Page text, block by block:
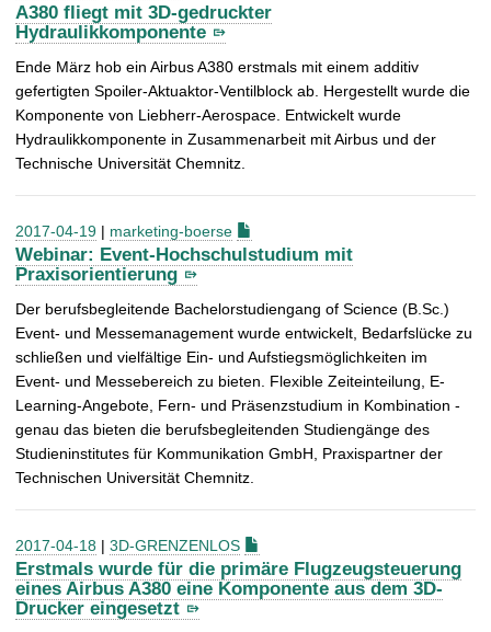
A380 fliegt mit 3D-gedruckter
Hydraulikkomponente
Ende März hob ein Airbus A380 erstmals mit einem additiv
gefertigten Spoiler-Aktuaktor-Ventilblock ab. Hergestellt wurde die
Komponente von Liebherr-Aerospace. Entwickelt wurde
Hydraulikkomponente in Zusammenarbeit mit Airbus und der
Technische Universität Chemnitz.
2017-04-19 | marketing-boerse
Webinar: Event-Hochschulstudium mit
Praxisorientierung
Der berufsbegleitende Bachelorstudiengang of Science (B.Sc.)
Event- und Messemanagement wurde entwickelt, Bedarfslücke zu
schließen und vielfältige Ein- und Aufstiegsmöglichkeiten im
Event- und Messebereich zu bieten. Flexible Zeiteinteilung, E-
Learning-Angebote, Fern- und Präsenzstudium in Kombination -
genau das bieten die berufsbegleitenden Studiengänge des
Studieninstitutes für Kommunikation GmbH, Praxispartner der
Technischen Universität Chemnitz.
2017-04-18 | 3D-GRENZENLOS
Erstmals wurde für die primäre Flugzeugsteuerung
eines Airbus A380 eine Komponente aus dem 3D-
Drucker eingesetzt